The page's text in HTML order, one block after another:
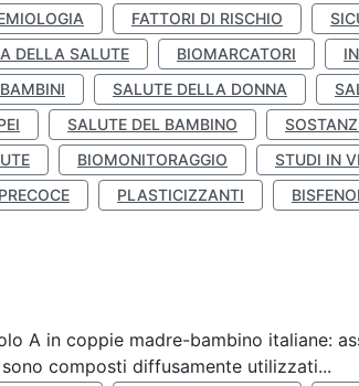
FATTORI DI RISCHIO
DELLA SALUTE BIOMARCATORI
BAMBINI SALUTE DELLA DONNA
SALUTE DEL BAMBINO
BIOMONITORAGGIO STUDI IN
PLASTICIZZANTI
A in coppie madre-bambino italiane:
composti diffusamente utilizzati...